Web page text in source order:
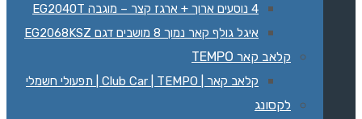
4 נוסעים ארוך + ארגז קצר – מוגבה EG2040T
איגל גולף קאר נמוך 8 מושבים דגם EG2068KSZ‏
קלאב קאר TEMPO
קלאב קאר | Club Car | TEMPO | תפעולי חשמלי
לקסונג